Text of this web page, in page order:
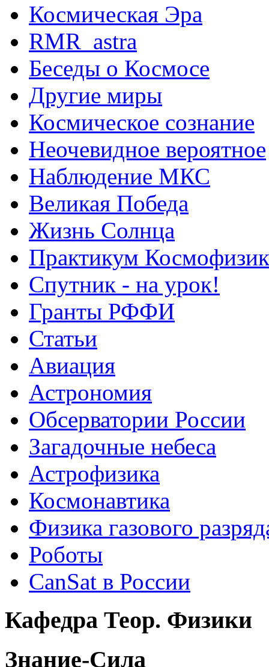
Космическая Эра
RMR_astra
Беседы о Космосе
Другие миры
Космическое сознание
Неочевидное вероятное
Наблюдение МКС
Великая Победа
Жизнь Солнца
Практикум
Спутник - на урок!
Гранты РФФИ
Статьи
Авиация
Астрономия
Обсерватории России
Загадочные небеса
Астрофизика
Космонавтика
Физика газового
Роботы
CanSat в России
Кафедра Теор. Физики
Знание-Сила